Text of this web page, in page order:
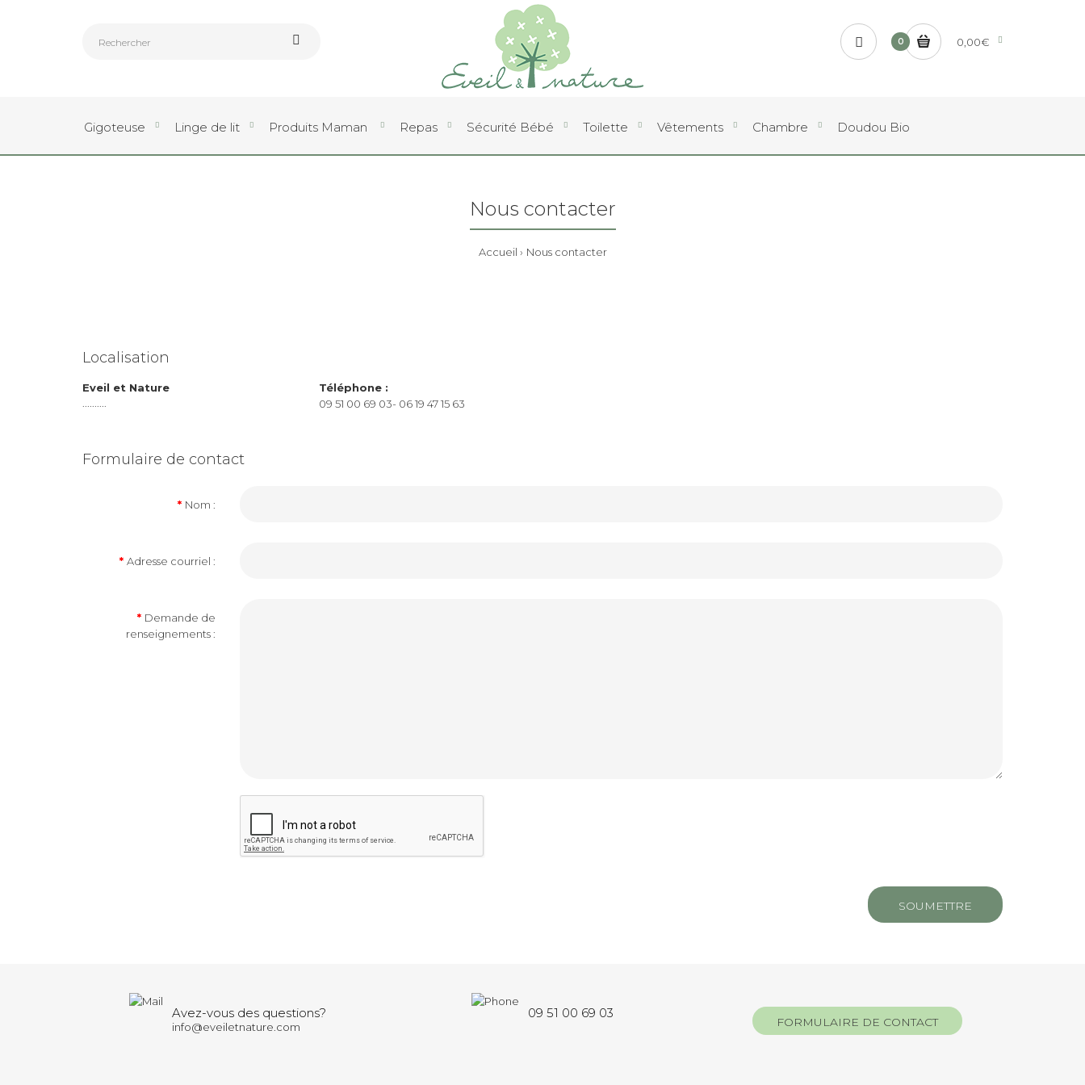
0 0,00€
Gigoteuse Linge de lit Produits Maman Repas Sécurité Bébé Toilette Vêtements Chambre Doudou Bio
Nous contacter
Accueil Nous contacter
Localisation
Eveil et Nature
Téléphone :
09 51 00 69 03- 06 19 47 15 63
Formulaire de contact
Nom :
Adresse courriel :
Demande de
renseignements :
Avez-vous des questions?
info@eveiletnature.com
09 51 00 69 03
FORMULAIRE DE CONTACT